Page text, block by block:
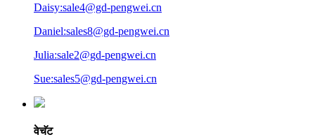
Daisy:sale4@gd-pengwei.cn
Daniel:sales8@gd-pengwei.cn
Julia:sale2@gd-pengwei.cn
Sue:sales5@gd-pengwei.cn
वेचॅट